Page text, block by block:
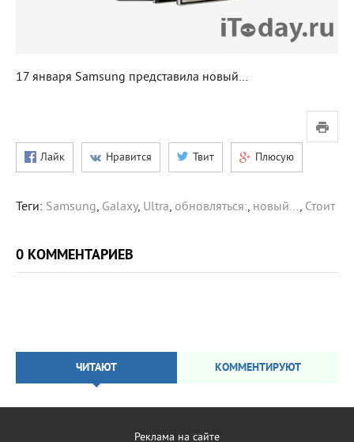
17 января Samsung представила новый…
Лайк Нравится Твит Плюсую
Теги: Samsung, Galaxy, Ultra, обновляться:, новый…, Стоит
0 КОММЕНТАРИЕВ
ЧИТАЮТ КОММЕНТИРУЮТ
Реклама на сайте